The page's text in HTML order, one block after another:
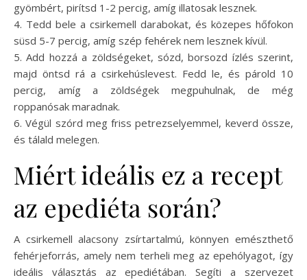
gyömbért, pirítsd 1-2 percig, amíg illatosak lesznek.
4. Tedd bele a csirkemell darabokat, és közepes hőfokon
süsd 5-7 percig, amíg szép fehérek nem lesznek kívül.
5. Add hozzá a zöldségeket, sózd, borsozd ízlés szerint,
majd öntsd rá a csirkehúslevest. Fedd le, és párold 10
percig, amíg a zöldségek megpuhulnak, de még
roppanósak maradnak.
6. Végül szórd meg friss petrezselyemmel, keverd össze,
és tálald melegen.
Miért ideális ez a recept
az epediéta során?
A csirkemell alacsony zsírtartalmú, könnyen emészthető
fehérjeforrás, amely nem terheli meg az epehólyagot, így
ideális választás az epediétában. Segíti a szervezet